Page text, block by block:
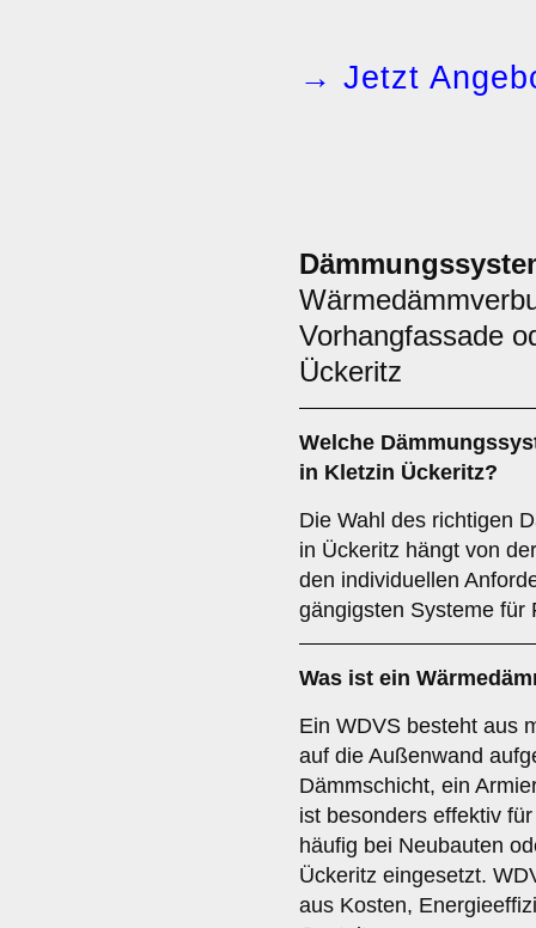
→ Jetzt
Vorhangfassade
Ückeritz
Welche
in Kletzin Ückeritz?
Die Wahl des richtigen
in Ückeritz hängt von
den individuellen
gängigsten Systeme für
Was ist ein
Ein WDVS besteht aus
auf die Außenwand
Dämmschicht, ein
ist besonders effektiv
häufig bei Neubauten
Ückeritz eingesetzt.
aus Kosten,